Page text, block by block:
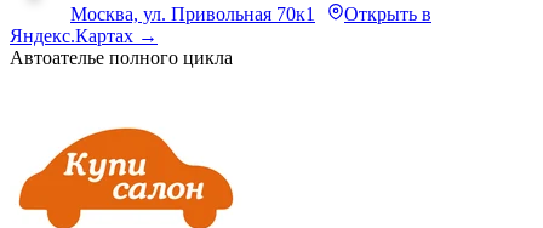
Москва, ул. Привольная 70к1
Открыть в
Яндекс.Картах →
Автоателье полного цикла